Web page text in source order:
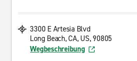
3300 E Artesia Blvd
Long Beach, CA, US, 90805
Wegbeschreibung